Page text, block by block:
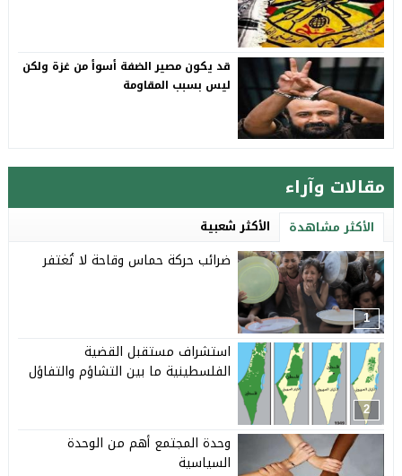
قد يكون مصير الضفة أسوأ من غزة ولكن
ليس بسبب المقاومة
مقالات وآراء
الأكثر مشاهدة الأكثر شعبية
1
ضرائب حركة حماس وقاحة لا تُغتفر
2
استشراف مستقبل القضية
الفلسطينية ما بين التشاؤم والتفاؤل
وحدة المجتمع أهم من الوحدة
السياسية